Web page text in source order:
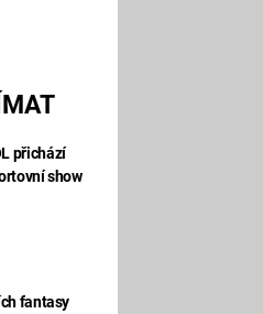
přichází
show
fantasy